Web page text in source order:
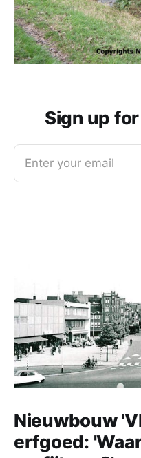
Sign up
Enter your email
Nieuwbouw
erfgoed: